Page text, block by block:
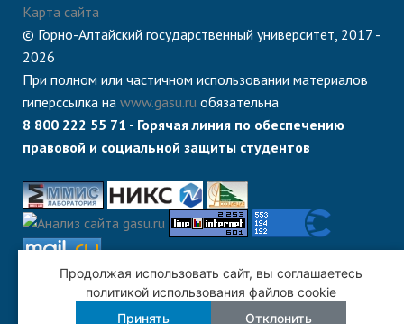
Карта сайта
© Горно-Алтайский государственный университет, 2017 -
2026
При полном или частичном использовании материалов
гиперссылка на www.gasu.ru обязательна
8 800 222 55 71 - Горячая линия по обеспечению
правовой и социальной защиты студентов
Продолжая использовать сайт, вы соглашаетесь
политикой использования файлов cookie
Принять
Отклонить